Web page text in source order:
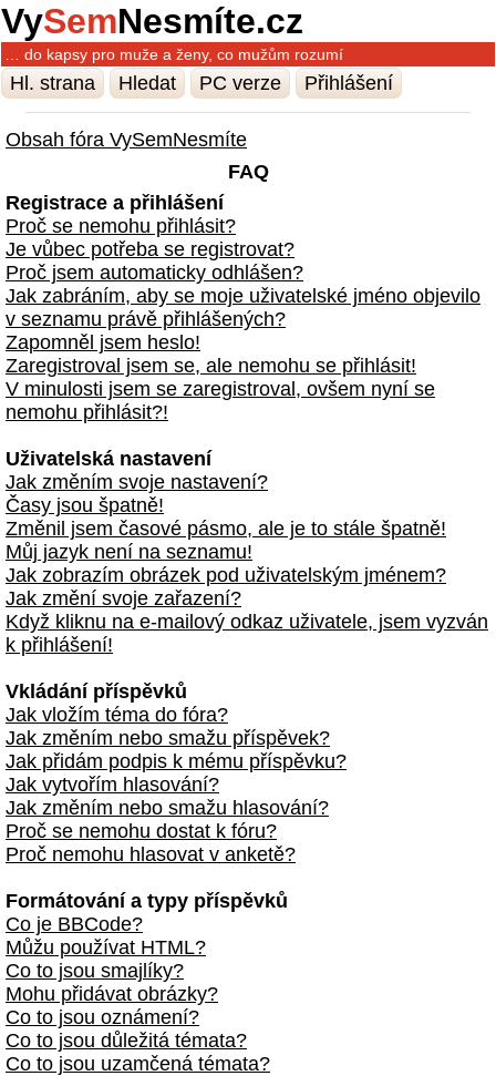
VySemNesmíte.cz
… do kapsy pro muže a ženy, co mužům rozumí
Hl. strana Hledat PC verze Přihlášení
Obsah fóra VySemNesmíte
FAQ
Registrace a přihlášení
Proč se nemohu přihlásit?
Je vůbec potřeba se registrovat?
Proč jsem automaticky odhlášen?
Jak zabráním, aby se moje uživatelské jméno objevilo
v seznamu právě přihlášených?
Zapomněl jsem heslo!
Zaregistroval jsem se, ale nemohu se přihlásit!
V minulosti jsem se zaregistroval, ovšem nyní se
nemohu přihlásit?!
Uživatelská nastavení
Jak změním svoje nastavení?
Časy jsou špatně!
Změnil jsem časové pásmo, ale je to stále špatně!
Můj jazyk není na seznamu!
Jak zobrazím obrázek pod uživatelským jménem?
Jak změní svoje zařazení?
Když kliknu na e-mailový odkaz uživatele, jsem vyzván
k přihlášení!
Vkládání příspěvků
Jak vložím téma do fóra?
Jak změním nebo smažu příspěvek?
Jak přidám podpis k mému příspěvku?
Jak vytvořím hlasování?
Jak změním nebo smažu hlasování?
Proč se nemohu dostat k fóru?
Proč nemohu hlasovat v anketě?
Formátování a typy příspěvků
Co je BBCode?
Můžu používat HTML?
Co to jsou smajlíky?
Mohu přidávat obrázky?
Co to jsou oznámení?
Co to jsou důležitá témata?
Co to jsou uzamčená témata?